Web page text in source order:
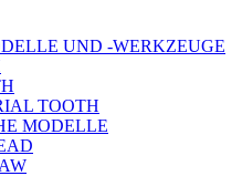
UND -WERKZEUGE
TOOTH
MODELLE